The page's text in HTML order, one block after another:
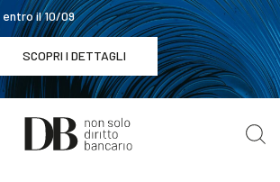
il 10/09
SCOPRI I DETTAGLI
/ 1° Ottobre
sistema sanzionatorio del TUF